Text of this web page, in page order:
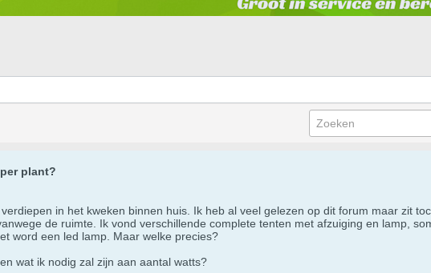
plant?
in het kweken binnen huis. Ik heb al veel gelezen op dit forum maar zit
de ruimte. Ik vond verschillende complete tenten met afzuiging en lamp,
word een led lamp. Maar welke precies?
wat ik nodig zal zijn aan aantal watts?